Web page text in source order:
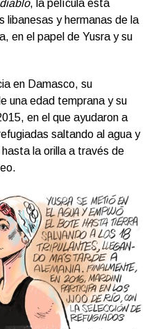
, la película está
libanesas y hermanas de la
en el papel de Yusra y su
en Damasco, su
una edad temprana y su
en el que ayudaron a
saltando al agua y
la orilla a través de